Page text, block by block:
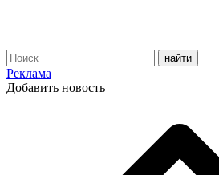
Реклама
Добавить новость